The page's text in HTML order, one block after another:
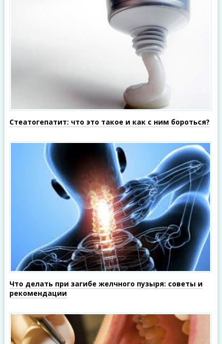
Стеатогепатит: что это такое и как с ним бороться?
Что делать при загибе желчного пузыря: советы и
рекомендации